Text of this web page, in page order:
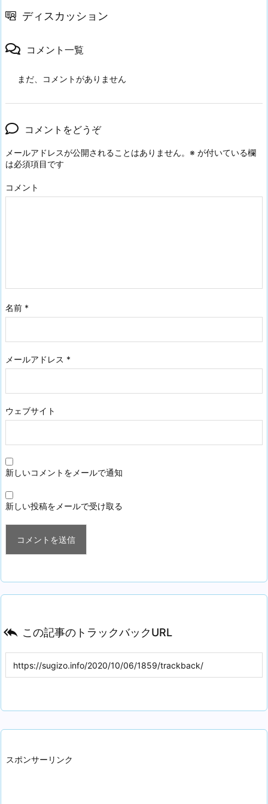
ディスカッション
コメント一覧
まだ、コメントがありません
コメントをどうぞ
メールアドレスが公開されることはありません。 ※ が付いている欄
は必須項目です
コメント
名前 *
メールアドレス *
ウェブサイト
新しいコメントをメールで通知
新しい投稿をメールで受け取る
 この記事のトラックバックURL
スポンサーリンク